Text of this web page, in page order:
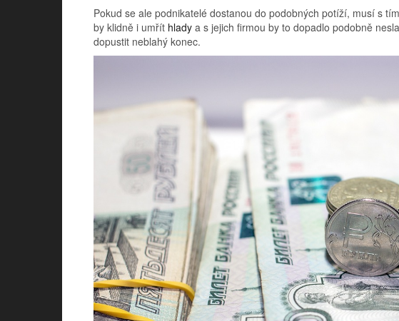
Pokud se ale podnikatelé dostanou do podobných potíží, musí s
by klidně i umříthladya s jejich firmou by to dopadlo podobně
dopustit neblahý konec.